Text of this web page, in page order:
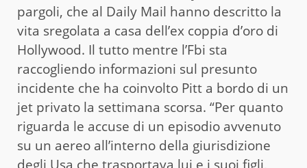
pargoli, che al Daily Mail hanno descritto la
vita sregolata a casa dell’ex coppia d’oro di
Hollywood. Il tutto mentre l’Fbi sta
raccogliendo informazioni sul presunto
incidente che ha coinvolto Pitt a bordo di un
jet privato la settimana scorsa. “Per quanto
riguarda le accuse di un episodio avvenuto
su un aereo all’interno della giurisdizione